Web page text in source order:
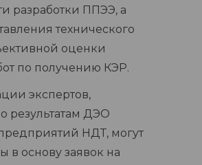
разработки ППЭЭ, а
технического
оценки
по получению КЭР.
экспертов,
результатам ДЭО
НДТ, могут
в основу заявок на